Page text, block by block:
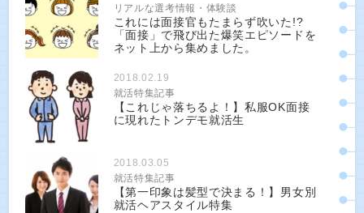
リアルな選考情報・体験談
これには面接官もたまらず吹いた!?
「面接」で飛び出た爆笑エピソードを
ネット上から集めました。
2018.02.19
就活特集記事
【これじゃ落ちるよ！】私服OK面接
に現れたトンデモ就活生
2018.03.05
就活特集記事
【第一印象は髪型で決まる！】男女別
就活ヘアスタイル特集